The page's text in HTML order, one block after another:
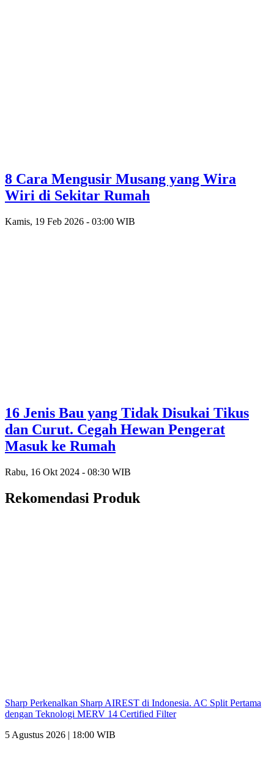
8 Cara Mengusir Musang yang Wira
Wiri di Sekitar Rumah
Kamis, 19 Feb 2026 - 03:00 WIB
16 Jenis Bau yang Tidak Disukai Tikus
dan Curut. Cegah Hewan Pengerat
Masuk ke Rumah
Rabu, 16 Okt 2024 - 08:30 WIB
Rekomendasi Produk
Sharp Perkenalkan Sharp AIREST di Indonesia. AC Split Pertama
dengan Teknologi MERV 14 Certified Filter
5 Agustus 2026 | 18:00 WIB